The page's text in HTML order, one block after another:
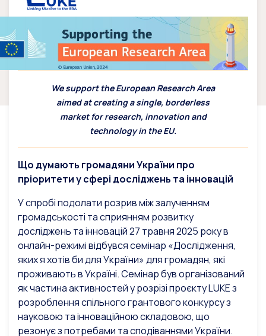
We support the European Research Area
aimed at creating a single, borderless
market for research, innovation and
technology in the EU.
Що думають громадяни України про
пріоритети у сфері досліджень та інновацій
У спробі подолати розрив між залученням
громадськості та сприянням розвитку
досліджень та інновацій 27 травня 2025 року в
онлайн-режимі відбувся семінар «Дослідження,
яких я хотів би для України» для громадян, які
проживають в Україні. Семінар був організований
як частина активностей у розрізі проєкту LUKE з
розроблення спільного грантового конкурсу з
науковою та інноваційною складовою, що
резонує з потребами та сподіваннями України.